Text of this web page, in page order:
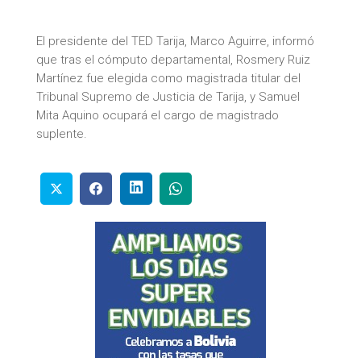
El presidente del TED Tarija, Marco Aguirre, informó
que tras el cómputo departamental, Rosmery Ruiz
Martínez fue elegida como magistrada titular del
Tribunal Supremo de Justicia de Tarija, y Samuel
Mita Aquino ocupará el cargo de magistrado
suplente.